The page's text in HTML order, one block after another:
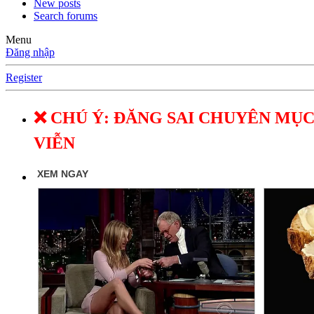
New posts
Search forums
Menu
Đăng nhập
Register
❌ CHÚ Ý: ĐĂNG SAI CHUYÊN
VIỄN